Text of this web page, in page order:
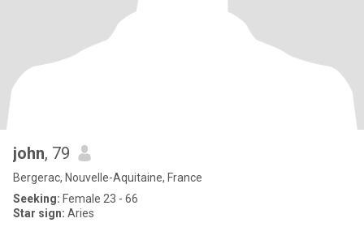
john, 79
Bergerac, Nouvelle-Aquitaine, France
Seeking: Female 23 - 66
Star sign: Aries